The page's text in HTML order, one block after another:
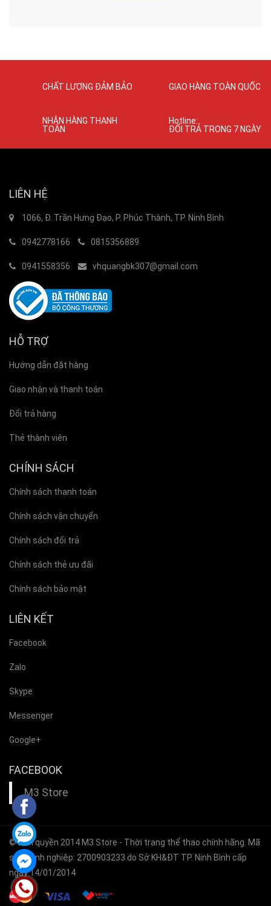
CHẤT LƯỢNG ĐẢM BẢO GIAO HÀNG TOÀN QUỐC
NHẬN HÀNG THANH
TOÁN
Hotline:
ĐỔI TRẢ TRONG 7 NGÀY
LIÊN HỆ
1066, Đ. Trần Hưng Đạo, P. Phúc Thành, TP. Ninh Bình
0942778166 0815356889
0941558356 vhquangbk307@gmail.com
HỖ TRỢ
Hướng dẫn đặt hàng
Giao nhận và thanh toán
Đổi trả hàng
Thẻ thành viên
CHÍNH SÁCH
Chính sách thanh toán
Chính sách vận chuyển
Chính sách đổi trả
Chính sách thẻ ưu đãi
Chính sách bảo mật
LIÊN KẾT
Facebook
Zalo
Skype
Messenger
Google+
FACEBOOK
M3 Store
© Bản quyền 2014 M3 Store - Thời trang thể thao chính hãng. Mã
số doanh nghiệp: 2700903233 do Sở KH&ĐT TP. Ninh Bình cấp
ngày 14/01/2014